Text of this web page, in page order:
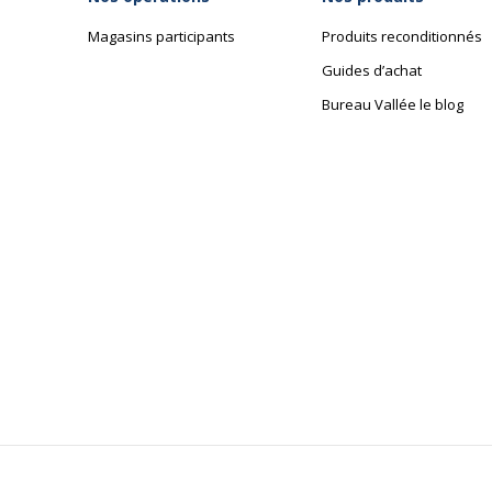
Magasins participants
Produits reconditionnés
Guides d’achat
Bureau Vallée le blog